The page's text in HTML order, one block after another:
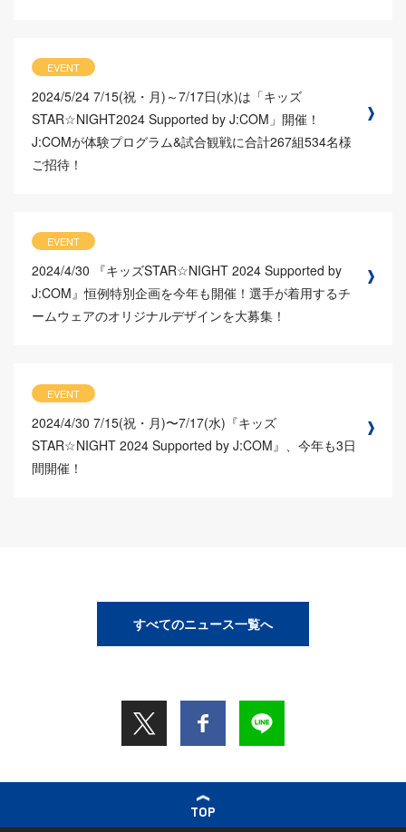
EVENT
2024/5/24 7/15(祝・月)～7/17日(水)は「キッズ
STAR☆NIGHT2024 Supported by J:COM」開催！
J:COMが体験プログラム&試合観戦に合計267組534名様
ご招待！
EVENT
2024/4/30
『キッズSTAR☆NIGHT 2024 Supported by
J:COM』恒例特別企画を今年も開催！選手が着用するチ
ームウェアのオリジナルデザインを大募集！
EVENT
2024/4/30 7/15(祝・月)〜7/17(水)『キッズ
STAR☆NIGHT 2024 Supported by J:COM』、今年も3日
間開催！
すべてのニュース一覧へ
TOP